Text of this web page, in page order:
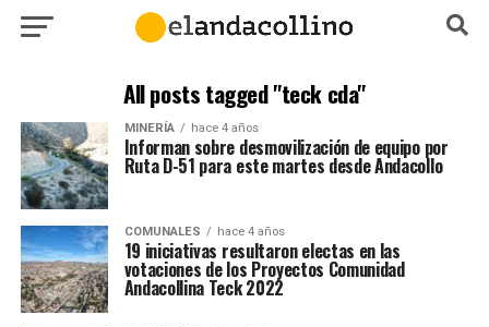
All posts tagged "teck cda"
MINERÍA hace 4 años
Informan sobre desmovilización de equipo por
Ruta D-51 para este martes desde Andacollo
COMUNALES hace 4 años
19 iniciativas resultaron electas en las
votaciones de los Proyectos Comunidad
Andacollina Teck 2022